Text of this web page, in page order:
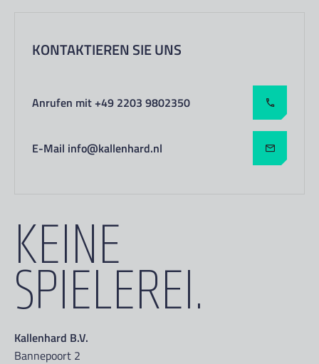
KONTAKTIEREN SIE UNS
Anrufen mit +49 2203 9802350
E-Mail info@kallenhard.nl
KEINE
SPIELEREI.
Kallenhard B.V.
Bannepoort 2